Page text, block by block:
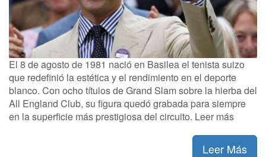
El 8 de agosto de 1981 nació en Basilea el tenista suizo
que redefinió la estética y el rendimiento en el deporte
blanco. Con ocho títulos de Grand Slam sobre la hierba del
All England Club, su figura quedó grabada para siempre
en la superficie más prestigiosa del circuito. Leer más
Leer Más